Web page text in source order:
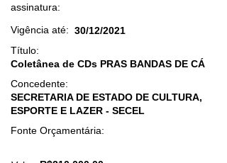
assinatura:
Vigência até: 30/12/2021
Título:
Coletânea de CDs PRAS BANDAS DE CÁ
Concedente:
SECRETARIA DE ESTADO DE CULTURA,
ESPORTE E LAZER - SECEL
Fonte Orçamentária: